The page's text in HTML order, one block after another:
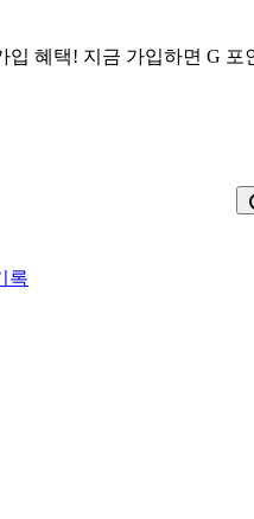
입 혜택! 지금 가입하면 G 포
록